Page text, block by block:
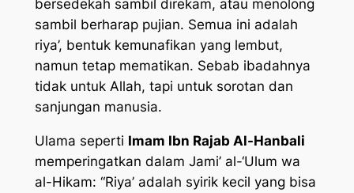
bersedekah sambil direkam, atau menolong
sambil berharap pujian. Semua ini adalah
riya’, bentuk kemunafikan yang lembut,
namun tetap mematikan. Sebab ibadahnya
tidak untuk Allah, tapi untuk sorotan dan
sanjungan manusia.
Ulama seperti Imam Ibn Rajab Al-Hanbali
memperingatkan dalam Jami’ al-‘Ulum wa
al-Hikam: “Riya’ adalah syirik kecil yang bisa